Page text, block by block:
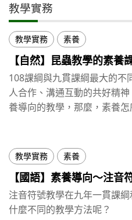
教學實務
教學實務 素養
【自然】昆蟲教學的素養
108課綱與九貫課綱最大的不
人合作、溝通互動的共好精
養導向的教學，那麼，素養
教學實務 素養
【國語】素養導向～注音
注音符號教學在九年一貫課
什麼不同的教學方法呢？